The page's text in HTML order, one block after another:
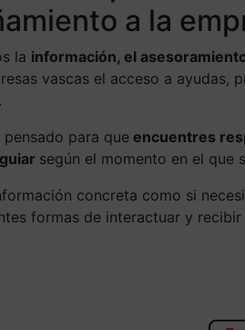
a la
la información, el
vascas el acceso a ayudas,
para que encuentres
según el momento en el que
concreta como si
formas de interactuar y recibir